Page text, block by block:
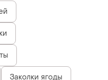
Заколки ягоды